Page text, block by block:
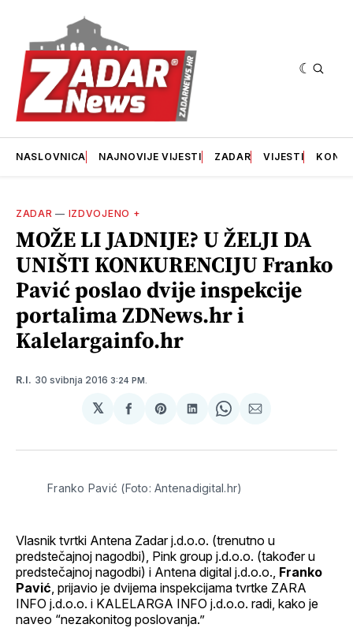
NASLOVNICA NAJNOVIJE VIJESTI ZADAR VIJESTI
ZADAR — IZDVOJENO +
MOŽE LI JADNIJE? U ŽELJI DA
UNIŠTI KONKURENCIJU Franko
Pavić poslao dvije inspekcije
portalima ZDNews.hr i
Kalelargainfo.hr
R.I. 30 svibnja 2016 3:24 PM.
𝕏
podijeliSharepodijeliSharepodijeli
Franko Pavić (Foto: Antenadigital.hr)
Vlasnik tvrtki Antena Zadar j.d.o.o. (trenutno u
predstečajnoj nagodbi), Pink group j.d.o.o. (također u
predstečajnoj nagodbi) i Antena digital j.d.o.o., Franko
Pavić , prijavio je dvijema inspekcijama tvrtke ZARA
INFO j.d.o.o. i KALELARGA INFO j.d.o.o. radi, kako je
naveo “nezakonitog poslovanja.”